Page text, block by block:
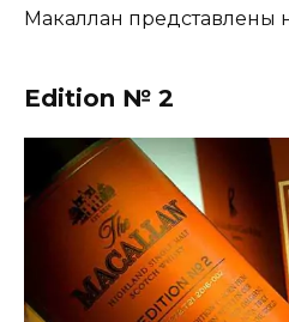
Макаллан представлены
Edition № 2